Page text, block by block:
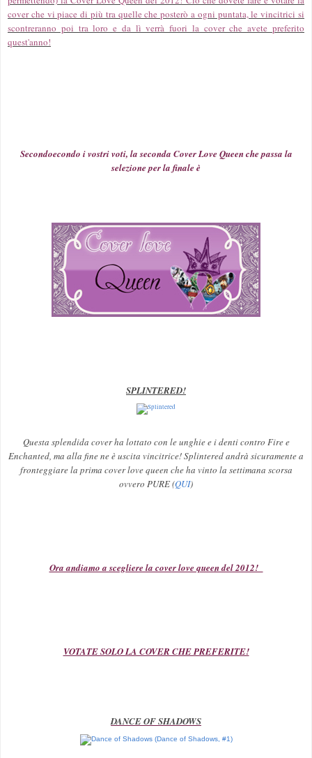
cover che vi piace di più tra quelle che posterò a ogni puntata, le vincitrici si
scontreranno poi tra loro e da lì verrà fuori la cover che avete preferito
quest'anno!
Secondoecondo i vostri voti, la seconda Cover Love Queen che passa la
selezione per la finale è
SPLINTERED!
Questa splendida cover ha lottato con le unghie e i denti contro Fire e
Enchanted, ma alla fine ne è uscita vincitrice! Splintered andrà sicuramente a
fronteggiare la prima cover love queen che ha vinto la settimana scorsa
ovvero PURE (QUI)
Ora andiamo a scegliere la cover love queen del 2012!
VOTATE SOLO LA COVER CHE PREFERITE!
DANCE OF SHADOWS